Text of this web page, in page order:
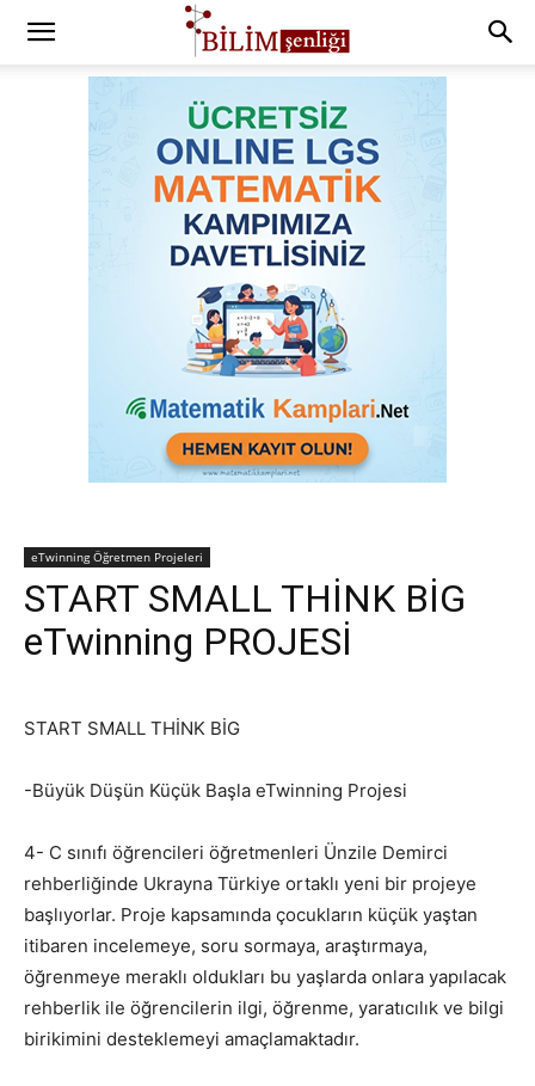
eTwinning Öğretmen Projeleri
START SMALL THİNK BİG
eTwinning PROJESİ
START SMALL THİNK BİG
-Büyük Düşün Küçük Başla eTwinning Projesi
4- C sınıfı öğrencileri öğretmenleri Ünzile Demirci
rehberliğinde Ukrayna Türkiye ortaklı yeni bir projeye
başlıyorlar. Proje kapsamında çocukların küçük yaştan
itibaren incelemeye, soru sormaya, araştırmaya,
öğrenmeye meraklı oldukları bu yaşlarda onlara yapılacak
rehberlik ile öğrencilerin ilgi, öğrenme, yaratıcılık ve bilgi
birikimini desteklemeyi amaçlamaktadır.